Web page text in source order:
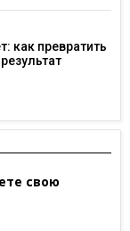
как превратить
свою